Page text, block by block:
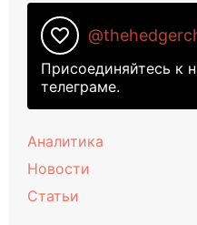
favorite_border
Присоединяйтесь к
телеграме.
Аналитика
Новости
Статьи